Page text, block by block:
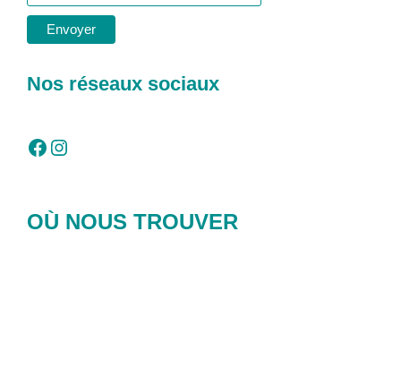
Nos réseaux sociaux
Facebook Instagram
OÙ NOUS TROUVER